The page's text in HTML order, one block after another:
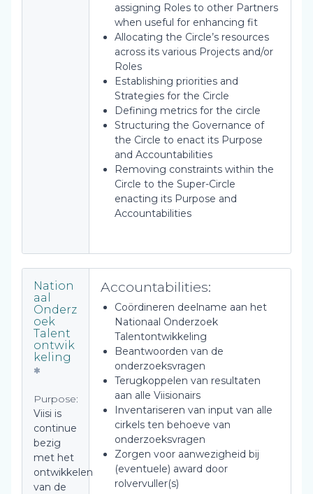
assigning Roles to other Partners
when useful for enhancing fit
Allocating the Circle’s resources
across its various Projects and/or
Roles
Establishing priorities and
Strategies for the Circle
Defining metrics for the circle
Structuring the Governance of
the Circle to enact its Purpose
and Accountabilities
Removing constraints within the
Circle to the Super-Circle
enacting its Purpose and
Accountabilities
Nation
aal
Onderz
oek
Talent
ontwik
keling
Purpose:
Viisi is
continue
bezig
met het
ontwikkelen
van de
Accountabilities:
Coördineren deelname aan het
Nationaal Onderzoek
Talentontwikkeling
Beantwoorden van de
onderzoeksvragen
Terugkoppelen van resultaten
aan alle Viisionairs
Inventariseren van input van alle
cirkels ten behoeve van
onderzoeksvragen
Zorgen voor aanwezigheid bij
(eventuele) award door
rolvervuller(s)